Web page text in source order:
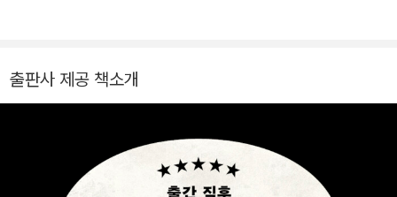
다.
출판사 제공 책소개